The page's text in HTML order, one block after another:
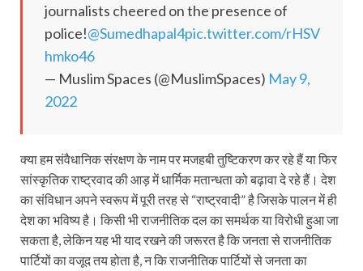
journalists cheered on the presence of
police!@Sumedhapal4pic.twitter.com/rHSV
hmko46
— Muslim Spaces (@MuslimSpaces) May 9,
2022
क्या हम संवैधानिक संरक्षण के नाम पर मजहबी तुष्टिकरण कर रहे हैं या फिर
सांस्कृतिक राष्ट्रवाद की आड़ में धार्मिक मतान्धता को बढ़ावा दे रहे हैं। देश
का संविधान अपने स्वरूप में पूरी तरह से “राष्ट्रवादी” है जिसके पालन में ही
देश का भविष्य है। किसी भी राजनीतिक दल का समर्थक या विरोधी हुआ जा
सकता है, लेकिन यह भी याद रखने की जरूरत है कि जनता से राजनीतिक
पार्टियों का वजूद तय होता है, न कि राजनीतिक पार्टियों से जनता का